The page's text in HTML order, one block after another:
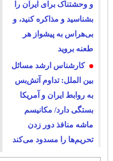
و وحشتناک برای ایران را
بشناسید و مذاکره کنید، و
بی‌هراس به پیشواز هر
طعنه بروید
کارشناس ارشد مسائل
بین الملل: تداوم آتش‌بس
به روابط ایران و آمریکا
بستگی دارد/ مکانیسم
ماشه منافذ دور زدن
تحریم‌ها را مسدود می‌کند